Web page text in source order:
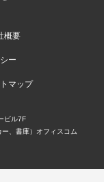
概要
ー
マップ
ビル7F
、書庫）オフィスコム